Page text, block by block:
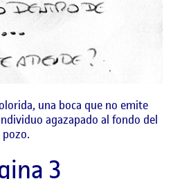
una boca que no emite
agazapado al fondo del
pozo.
3